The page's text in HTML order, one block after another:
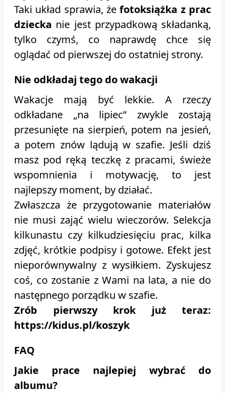
Taki układ sprawia, żefotoksiążka z prac
dziecka nie jest przypadkową składanką,
tylko czymś, co naprawdę chce się
oglądać od pierwszej do ostatniej strony.
Nie odkładaj tego do wakacji
Wakacje mają być lekkie. A rzeczy
odkładane „na lipiec” zwykle zostają
przesunięte na sierpień, potem na jesień,
a potem znów lądują w szafie. Jeśli dziś
masz pod ręką teczkę z pracami, świeże
wspomnienia i motywację, to jest
najlepszy moment, by działać.
Zwłaszcza że przygotowanie materiałów
nie musi zająć wielu wieczorów. Selekcja
kilkunastu czy kilkudziesięciu prac, kilka
zdjęć, krótkie podpisy i gotowe. Efekt jest
nieporównywalny z wysiłkiem. Zyskujesz
coś, co zostanie z Wami na lata, a nie do
następnego porządku w szafie.
Zrób pierwszy krok już teraz:
https://kidus.pl/koszyk
FAQ
Jakie prace najlepiej wybrać do
albumu?